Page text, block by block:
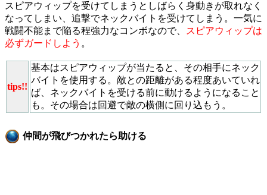
スピアウィップを受けてしまうとしばらく身動きが取れなく
なってしまい、追撃でネックバイトを受けてしまう。一気に
戦闘不能まで陥る程強力なコンボなので、 スピアウィップは
必ずガードしよう 。
tips!!
基本はスピアウィップが当たると、その相手にネック
バイトを使用する。敵との距離がある程度あいていれ
ば、ネックバイトを受ける前に動けるようになること
も。その場合は回避で敵の横側に回り込もう。
仲間が飛びつかれたら助ける